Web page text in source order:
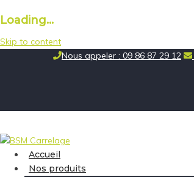
Loading...
Skip to content
Nous appeler : 09 86 87 29 12
Accueil
Nos produits